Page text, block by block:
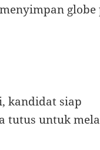
globe
kandidat siap
tutus untuk